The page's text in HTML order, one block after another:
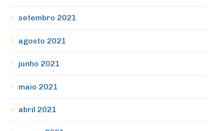
setembro 2021
agosto 2021
junho 2021
maio 2021
abril 2021